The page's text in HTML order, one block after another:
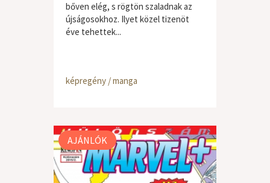
bőven elég, s rögtön szaladnak az
újságosokhoz. Ilyet közel tizenöt
éve tehettek...
képregény / manga
AJÁNLÓK